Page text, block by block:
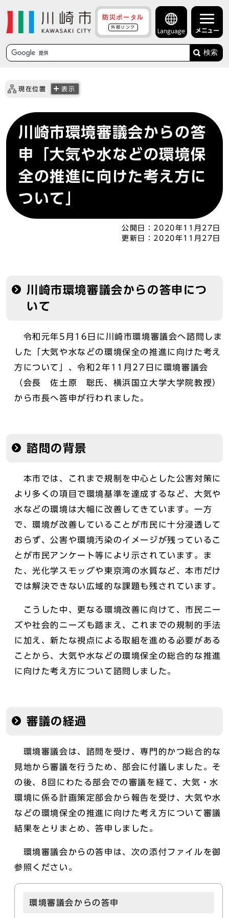
防災ポータル
外部リンク
Language メニュー
検索
現在位置 表示
川崎市環境審議会からの答
申「大気や水などの環境保
全の推進に向けた考え方に
ついて」
公開日： 2020年11月27日
更新日： 2020年11月27日
川崎市環境審議会からの答申につ
いて
令和元年5月16日に川崎市環境審議会へ諮問しま
した「大気や水などの環境保全の推進に向けた考え
方について」、令和2年11月27日に環境審議会
（会長 佐土原 聡氏、横浜国立大学大学院教授）
から市長へ答申が行われました。
諮問の背景
本市では、これまで規制を中心とした公害対策に
より多くの項目で環境基準を達成するなど、大気や
水などの環境は大幅に改善してきています。一方
で、環境が改善していることが市民に十分浸透して
おらず、公害や環境汚染のイメージが残っているこ
とが市民アンケート等により示されています。ま
た、光化学スモッグや東京湾の水質など、本市だけ
では解決できない広域的な課題も残されています。
こうした中、更なる環境改善に向けて、市民ニー
ズや社会的ニーズも踏まえ、これまでの規制的手法
に加え、新たな視点による取組を進める必要がある
ことから、大気や水などの環境保全の総合的な推進
に向けた考え方について諮問しました。
審議の経過
環境審議会は、諮問を受け、専門的かつ総合的な
見地から審議を行うため、部会に付議しました。そ
の後、8回にわたる部会での審議を経て、大気・水
環境に係る計画策定部会から報告を受け、大気や水
などの環境保全の推進に向けた考え方について審議
結果をとりまとめ、答申しました。
環境審議会からの答申は、次の添付ファイルを御
参照ください。
環境審議会からの答申